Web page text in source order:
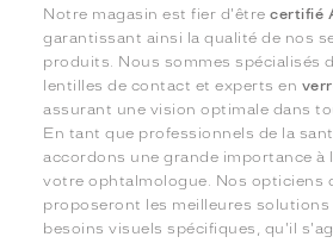
Notre magasin est fier d'êtrecertifié
garantissant ainsi la qualité de nos
produits. Nous sommes spécialisés
lentilles de contact et experts en
assurant une vision optimale dans
En tant que professionnels de la
accordons une grande importance à
votre ophtalmologue. Nos opticiens
proposeront les meilleures
besoins visuels spécifiques, qu'il